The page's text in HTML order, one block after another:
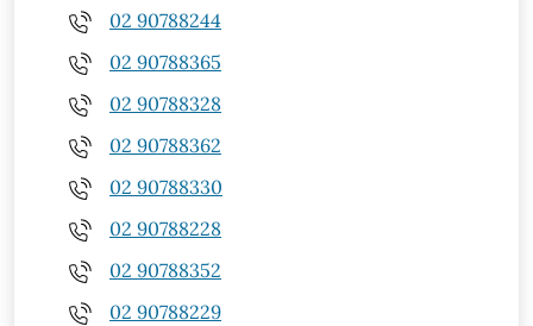
02 90788244
02 90788365
02 90788328
02 90788362
02 90788330
02 90788228
02 90788352
02 90788229